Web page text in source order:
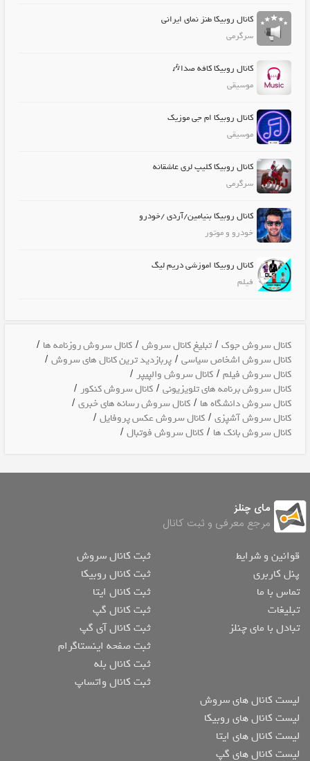
کانال روبیکا طنز نمای ایرانی
سرگرمی
کانال روبیکا کافه صدا🎶
موسیقی
کانال روبیکا ام جی موزیک
موسیقی
کانال روبیکا کلیپ لری عاشقانه
سرگرمی
کانال روبیکا بنیامین/آردی /خودرو
خودرو و موتور
کانال روبیکا اموزشی دریم لیگ
فیلم
کانال سروش جوک /تبلیغ کانال سروش /کانال سروش روزنامه ها /
کانال سروش اشخاص سیاسی /پربازدید ترین کانال های سروش /
کانال سروش فیلم /کانال سروش والپیپر /
کانال سروش برنامه های تلویزیونی /کانال سروش کنکور /
کانال سروش دانشگاه ها /کانال سروش رسانه های خبری /
کانال سروش آشپزی /کانال سروش عکس پروفایل /
کانال سروش بانک ها /کانال سروش فوتبال /
مای چنلز
مرجع معرفی و ثبت کانال
قوانین و شرایط
پنل کاربری
تماس با ما
تبلیغات
تبادل با مای چنلز
ثبت کانال سروش
ثبت کانال روبیکا
ثبت کانال ایتا
ثبت کانال گپ
ثبت کانال آی گپ
ثبت صفحه اینستاگرام
ثبت کانال بله
ثبت کانال واتساپ
لیست کانال های سروش
لیست کانال های روبیکا
لیست کانال های ایتا
لیست کانال های گپ